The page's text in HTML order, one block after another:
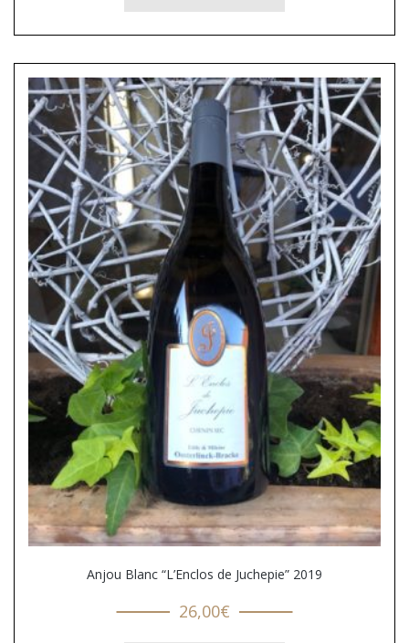
Anjou Blanc “L’Enclos de Juchepie” 2019
26,00€